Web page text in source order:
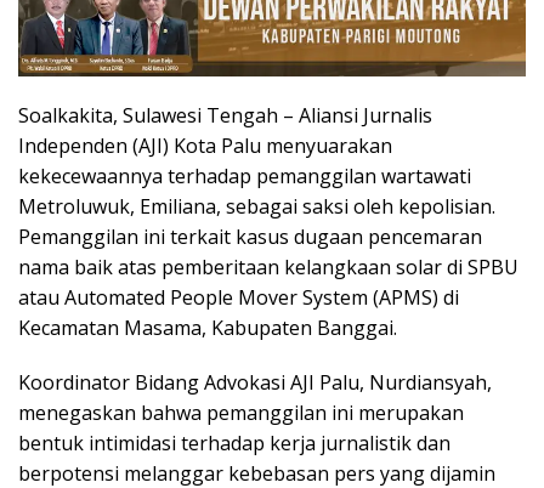
Soalkakita, Sulawesi Tengah – Aliansi Jurnalis
Independen (AJI) Kota Palu menyuarakan
kekecewaannya terhadap pemanggilan wartawati
Metroluwuk, Emiliana, sebagai saksi oleh kepolisian.
Pemanggilan ini terkait kasus dugaan pencemaran
nama baik atas pemberitaan kelangkaan solar di SPBU
atau Automated People Mover System (APMS) di
Kecamatan Masama, Kabupaten Banggai.
Koordinator Bidang Advokasi AJI Palu, Nurdiansyah,
menegaskan bahwa pemanggilan ini merupakan
bentuk intimidasi terhadap kerja jurnalistik dan
berpotensi melanggar kebebasan pers yang dijamin